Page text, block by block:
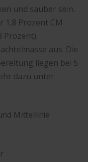
und sauber sein.
1,8 Prozent CM
Prozent).
aus. Die
liegen bei 5
dazu unter
Mittellinie